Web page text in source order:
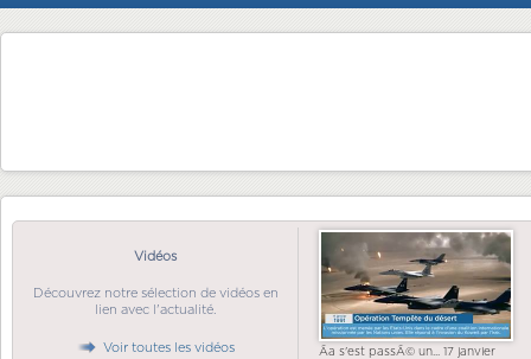
Vidéos
Découvrez notre sélection de vidéos en
lien avec l'actualité.
Voir toutes les vidéos Ãa s'est passÃ© un... 17 janvier